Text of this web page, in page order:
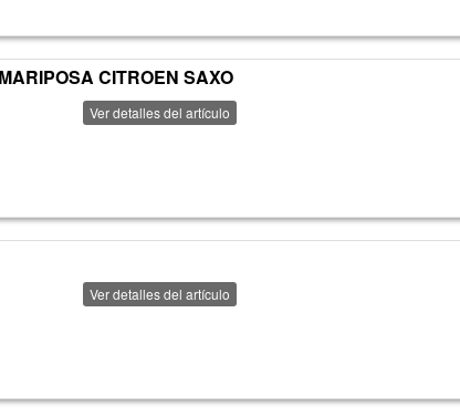
CITROEN SAXO
Ver detalles del artículo
Ver detalles del artículo